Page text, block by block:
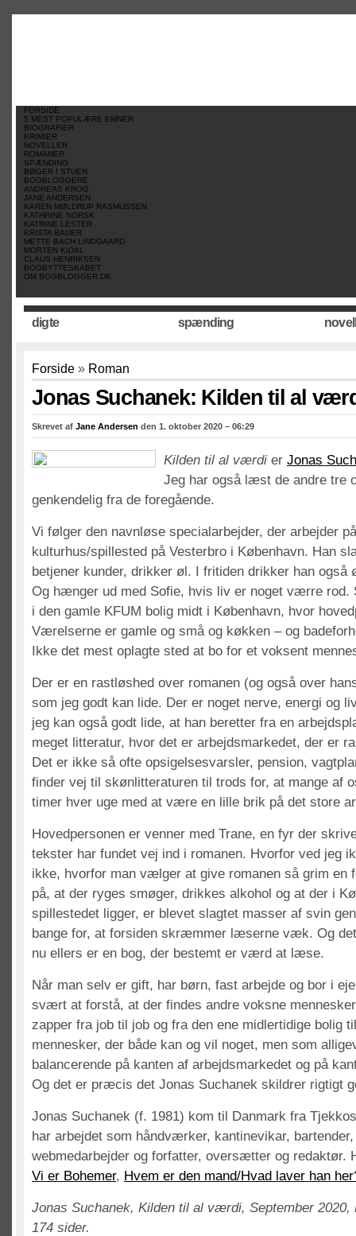
FORSIDE
5 MEST POPULÆRE EMNER
BIOGRAFIER
KRIMIER
NOVELLER
ROMANER
SPÆNDING
BØGER I STUEN
BOGBLOGGERE
ANDREAS KROG
JANE ANDERSEN
KAREN MØLDRUP RASMUSSEN
KATHRINE NORSK
KATRINE LESTER
KRISTA BAUER
METTE BACH LINDGAARD
MORTEN KIDAL
CLAUS HENRIKSEN
BOGBYTTESKABET
OM BOGBLOGGER.DK
digte spænding
Forside » Roman
Jonas Suchanek: Kilden til al
Skrevet af Jane Andersen den 1. oktober 2020 – 06:29
Kilden til al værdi er Jonas
Jeg har også læst de andre tre
genkendelig fra de foregående.
Vi følger den navnløse specialarbejder, der arbejder
kulturhus/spillested på Vesterbro i København. Han
betjener kunder, drikker øl. I fritiden drikker han også
Og hænger ud med Sofie, hvis liv er noget værre rod.
i den gamle KFUM bolig midt i København, hvor
Værelserne er gamle og små og køkken – og
Ikke det mest oplagte sted at bo for et voksent
Der er en rastløshed over romanen (og også over
som jeg godt kan lide. Der er noget nerve, energi og
jeg kan også godt lide, at han beretter fra en
meget litteratur, hvor det er arbejdsmarkedet, der er
Det er ikke så ofte opsigelsesvarsler, pension,
finder vej til skønlitteraturen til trods for, at mange af
timer hver uge med at være en lille brik på det store
Hovedpersonen er venner med Trane, en fyr der
tekster har fundet vej ind i romanen. Hvorfor ved jeg
ikke, hvorfor man vælger at give romanen så grim en
på, at der ryges smøger, drikkes alkohol og at der i
spillestedet ligger, er blevet slagtet masser af svin
bange for, at forsiden skræmmer læserne væk. Og
nu ellers er en bog, der bestemt er værd at læse.
Når man selv er gift, har børn, fast arbejde og bor i
svært at forstå, at der findes andre voksne
zapper fra job til job og fra den ene midlertidige bolig
mennesker, der både kan og vil noget, men som
balancerende på kanten af arbejdsmarkedet og på
Og det er præcis det Jonas Suchanek skildrer rigtigt
Jonas Suchanek (f. 1981) kom til Danmark fra
har arbejdet som håndværker, kantinevikar,
webmedarbejder og forfatter, oversætter og redaktør.
Vi er Bohemer, Hvem er den mand/Hvad laver han
Jonas Suchanek, Kilden til al værdi, September 2020,
174 sider.